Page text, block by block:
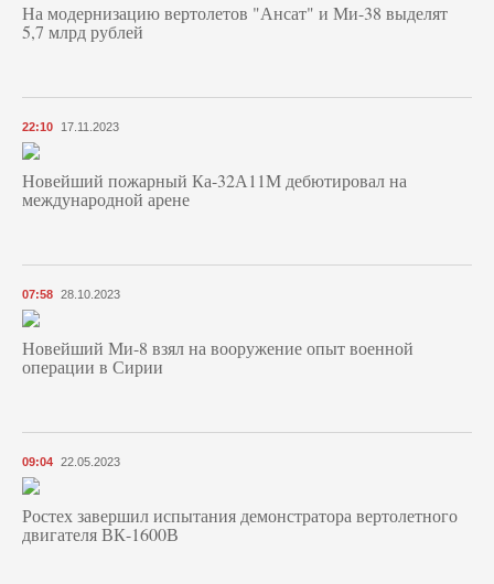
На модернизацию вертолетов "Ансат" и Ми-38 выделят
5,7 млрд рублей
22:10 17.11.2023
Новейший пожарный Ка-32А11М дебютировал на
международной арене
07:58 28.10.2023
Новейший Ми-8 взял на вооружение опыт военной
операции в Сирии
09:04 22.05.2023
Ростех завершил испытания демонстратора вертолетного
двигателя ВК-1600В